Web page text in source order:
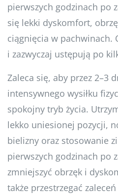
pierwszych godzinach po
się lekki dyskomfort,
ciągnięcia w pachwinach.
i zazwyczaj ustępują po
Zaleca się, aby przez 2–3
intensywnego wysiłku
spokojny tryb życia.
lekko uniesionej pozycji,
bielizny oraz stosowanie
pierwszych godzinach po
zmniejszyć obrzęk i
także przestrzegać